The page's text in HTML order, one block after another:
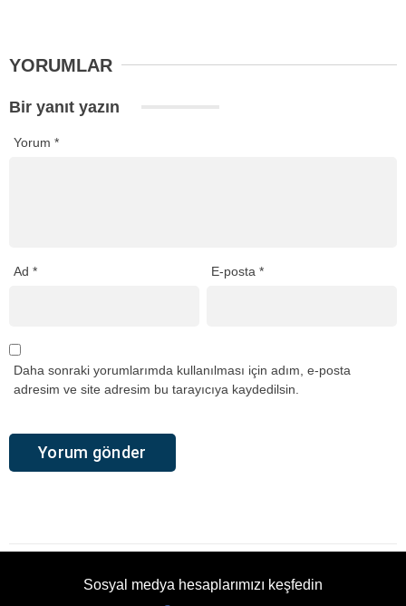
YORUMLAR
Bir yanıt yazın
Yorum *
Ad * E-posta*
Daha sonraki yorumlarımda kullanılması için adım, e-posta
adresim ve site adresim bu tarayıcıya kaydedilsin.
Sosyal medya hesaplarımızı keşfedin